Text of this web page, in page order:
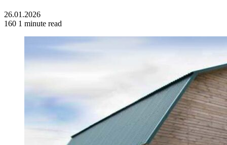
26.01.2026
160 1 minute read